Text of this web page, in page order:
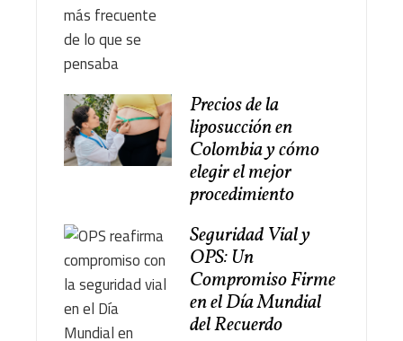
Precios de la
liposucción en
Colombia y cómo
elegir el mejor
procedimiento
Seguridad Vial y
OPS: Un
Compromiso Firme
en el Día Mundial
del Recuerdo